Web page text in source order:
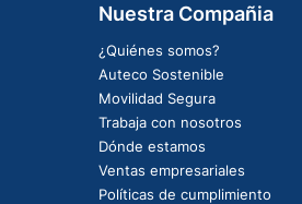
Nuestra Compañia
¿Quiénes somos?
Auteco Sostenible
Movilidad Segura
Trabaja con nosotros
Dónde estamos
Ventas empresariales
Políticas de cumplimiento